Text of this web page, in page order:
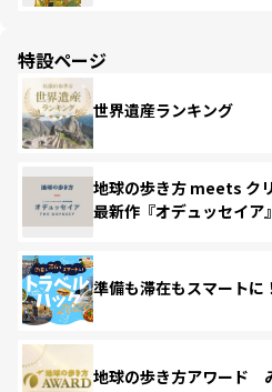
特設ページ
世界遺産ランキング
地球の歩き方 meets ク
最新作『オデュッセイア』
準備も滞在もスマート
地球の歩き方アワード